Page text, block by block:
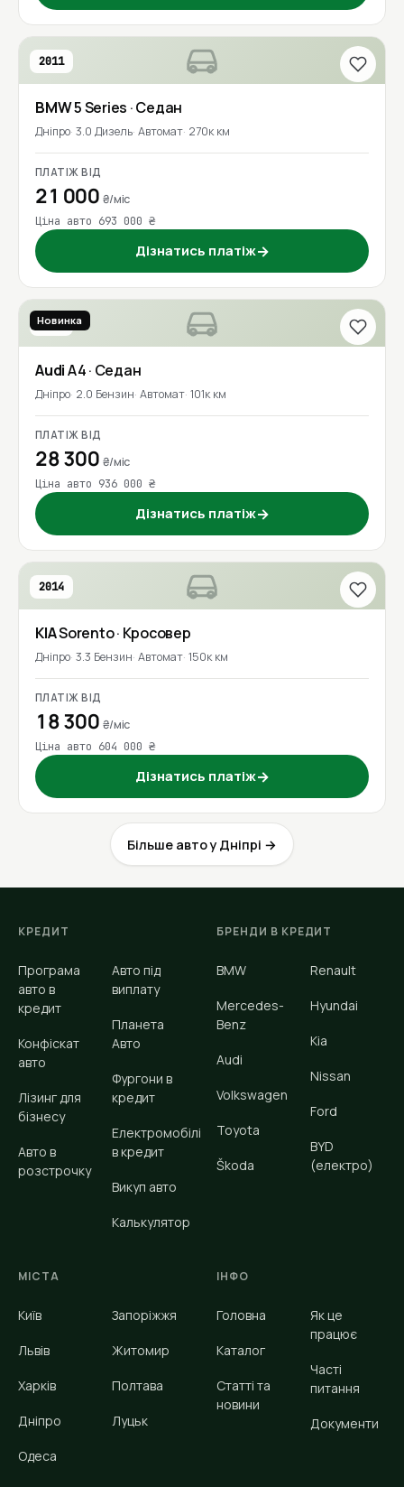
2011
BMW5 Series · Седан
Дніпро 3.0 Дизель Автомат 270к км
ПЛАТІЖ ВІД
21 000 ₴/міс
Ціна авто 693 000 ₴
Дізнатись платіж→
2017
Новинка
AudiA4· Седан
Дніпро 2.0 Бензин Автомат 101к км
ПЛАТІЖ ВІД
28 300 ₴/міс
Ціна авто 936 000 ₴
Дізнатись платіж→
2014
KIASorento· Кросовер
Дніпро 3.3 Бензин Автомат 150к км
ПЛАТІЖ ВІД
18 300 ₴/міс
Ціна авто 604 000 ₴
Дізнатись платіж→
Більше авто у Дніпрі →
КРЕДИТ
Програма
авто в
кредит
Конфіскат
авто
Лізинг для
бізнесу
Авто в
розстрочку
Авто під
виплату
Планета
Авто
Фургони в
кредит
Електромобілі
в кредит
Викуп авто
Калькулятор
БРЕНДИ В КРЕДИТ
BMW
Mercedes-
Benz
Audi
Volkswagen
Toyota
Škoda
Renault
Hyundai
Kia
Nissan
Ford
BYD
(електро)
МІСТА
Київ
Львів
Харків
Дніпро
Одеса
Запоріжжя
Житомир
Полтава
Луцьк
ІНФО
Головна
Каталог
Статті та
новини
Як це
працює
Часті
питання
Документи